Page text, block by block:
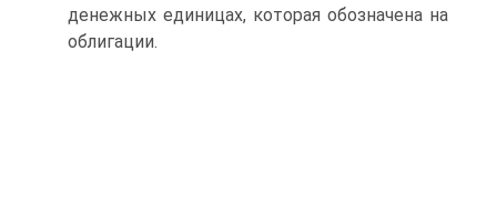
денежных единицах, которая обозначена на
облигации.